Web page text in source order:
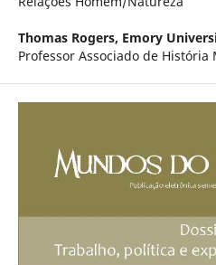
Thomas Rogers, Emory
Professor Associado de